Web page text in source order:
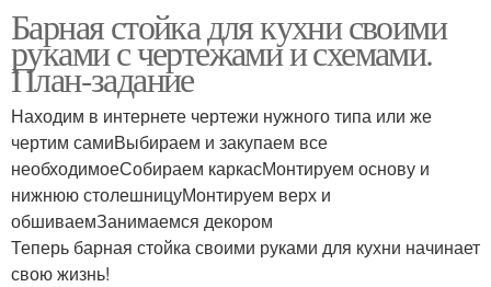
Барная стойка для кухни своими
руками с чертежами и схемами.
План-задание
Находим в интернете чертежи нужного типа или же
чертим самиВыбираем и закупаем все
необходимоеСобираем каркасМонтируем основу и
нижнюю столешницуМонтируем верх и
обшиваемЗанимаемся декором
Теперь барная стойка своими руками для кухни начинает
свою жизнь!